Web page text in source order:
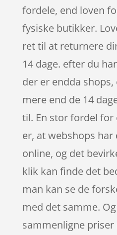
fordele, end loven
fysiske butikker.
ret til at returnere
14 dage. efter du
der er endda
mere end de 14
til. En stor fordel
er, at webshops har
online, og det
klik kan finde det
man kan se de
med det samme.
sammenligne